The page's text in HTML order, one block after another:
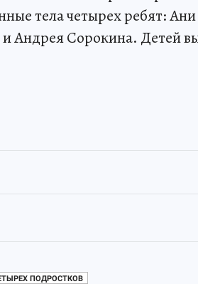
тела четырех ребят:
Андрея Сорокина. Детей
ПОДРОСТКОВ